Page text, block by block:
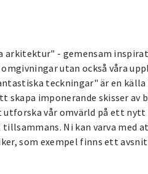
arkitektur" - gemensam
utan också våra
teckningar" är en
skapa imponerande skisser av
vår omvärld på ett nytt
Ni kan varva med
som exempel finns ett